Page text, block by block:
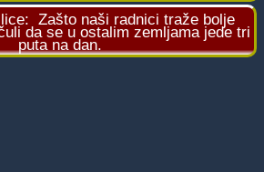
Zašto naši radnici traže bolje
da se u ostalim zemljama jede tri
puta na dan.